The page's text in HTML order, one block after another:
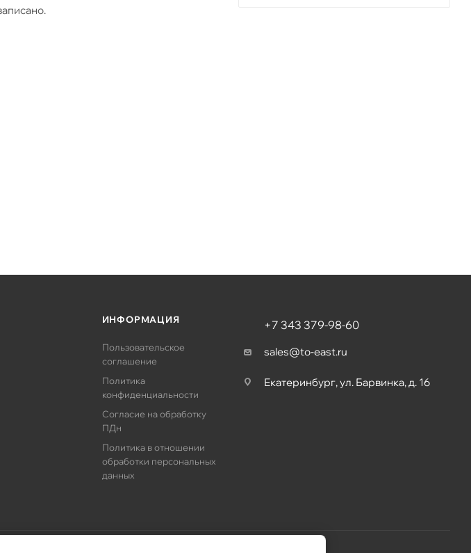
ИНФОРМАЦИЯ
Пользовательское
соглашение
Политика
конфиденциальности
Согласие на обработку
ПДн
Политика в отношении
обработки персональных
данных
+7 343 379-98-60
sales@to-east.ru
Екатеринбург, ул. Барвинка, д. 16